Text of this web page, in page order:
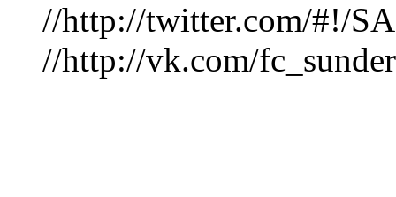
//http://twitter.com/#!/
//http://vk.com/